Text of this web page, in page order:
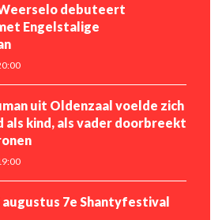
debuteert
Engelstalige
uit Oldenzaal voelde zich
als kind, als vader doorbreekt
7e Shantyfestival